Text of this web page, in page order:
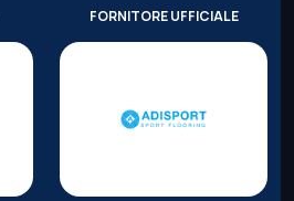
FORNITORE UFFICIALE